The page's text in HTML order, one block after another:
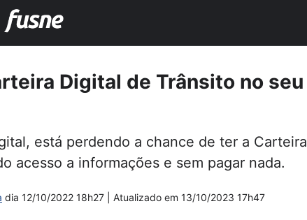
Digital de Trânsito no seu
está perdendo a chance de ter a Carteira
acesso a informações e sem pagar nada.
dia 12/10/2022 18h27 | Atualizado em 13/10/2023 17h47